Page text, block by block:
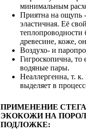
минимальным
Приятна на ощупь
эластичная. Её
теплопроводности
древесине, коже,
Воздухо- и
Гигроскопична, то
водяные пары.
Неаллергенна, т. к.
выделяет в
ПРИМЕНЕНИЕ
ЭКОКОЖИ НА
ПОДЛОЖКЕ: